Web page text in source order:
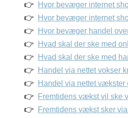
Hvor bevæger internet
Hvor bevæger internet
Hvor bevæger handel
Hvad skal der ske med
Hvad skal der ske med
Handel via nettet vokser
Handel via nettet vækster
Fremtidens vækst vil ske
Fremtidens vækst sker